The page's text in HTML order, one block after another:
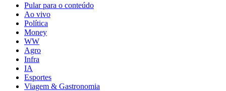
Pular para o conteúdo
Ao vivo
Política
Money
WW
Agro
Infra
IA
Esportes
Viagem & Gastronomia